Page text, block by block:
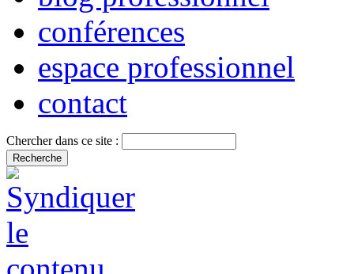
conférences
espace professionnel
contact
Chercher dans ce site :